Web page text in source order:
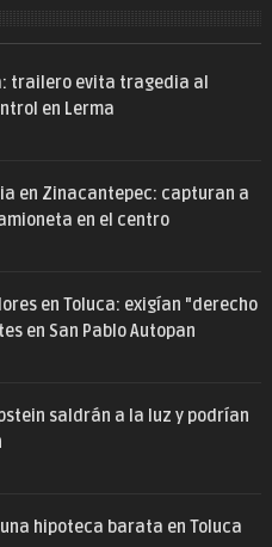
trailero evita tragedia al
en Lerma
en Zinacantepec: capturan a
en el centro
en Toluca: exigían "derecho
en San Pablo Autopan
saldrán a la luz y podrían
hipoteca barata en Toluca